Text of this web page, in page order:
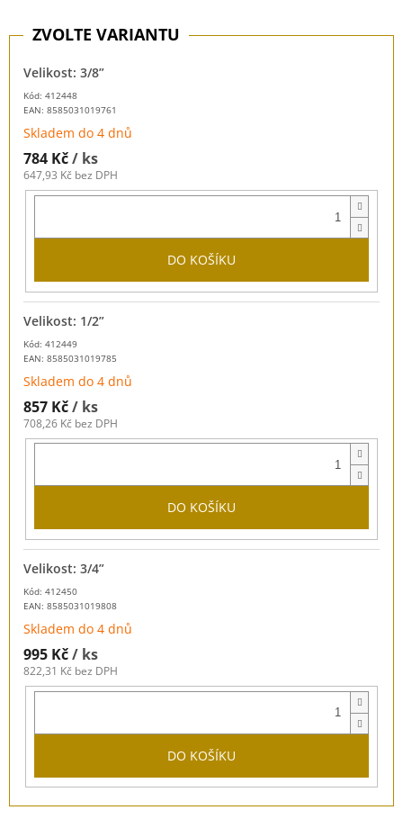
Kód: 412448
EAN: 8585031019761
Velikost: 3/8”
Skladem do 4 dnů
784 Kč/ ks
647,93 Kč bez DPH
DO KOŠÍKU
Kód: 412449
EAN: 8585031019785
Velikost: 1/2”
Skladem do 4 dnů
857 Kč/ ks
708,26 Kč bez DPH
DO KOŠÍKU
Kód: 412450
EAN: 8585031019808
Velikost: 3/4”
Skladem do 4 dnů
995 Kč/ ks
822,31 Kč bez DPH
DO KOŠÍKU